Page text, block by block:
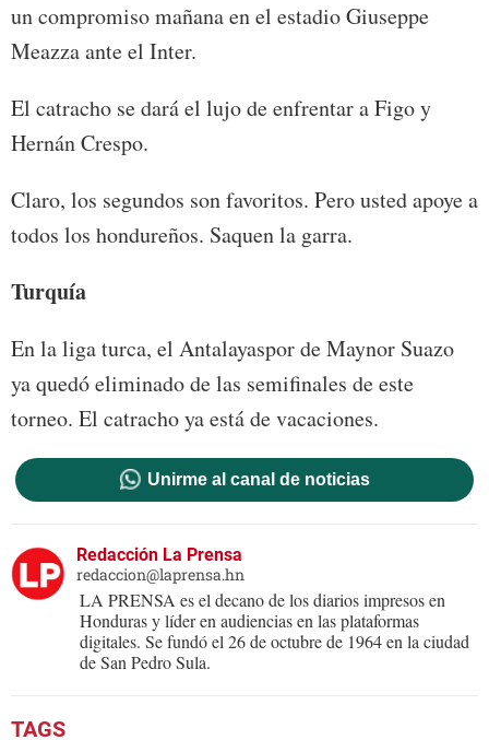
un compromiso mañana en el estadio Giuseppe
Meazza ante el Inter.
El catracho se dará el lujo de enfrentar a Figo y
Hernán Crespo.
Claro, los segundos son favoritos. Pero usted apoye a
todos los hondureños. Saquen la garra.
Turquía
En la liga turca, el Antalayaspor de Maynor Suazo
ya quedó eliminado de las semifinales de este
torneo. El catracho ya está de vacaciones.
Unirme al canal de noticias
Redacción La Prensa
redaccion@laprensa.hn
LA PRENSA es el decano de los diarios impresos en
Honduras y líder en audiencias en las plataformas
digitales. Se fundó el 26 de octubre de 1964 en la ciudad
de San Pedro Sula.